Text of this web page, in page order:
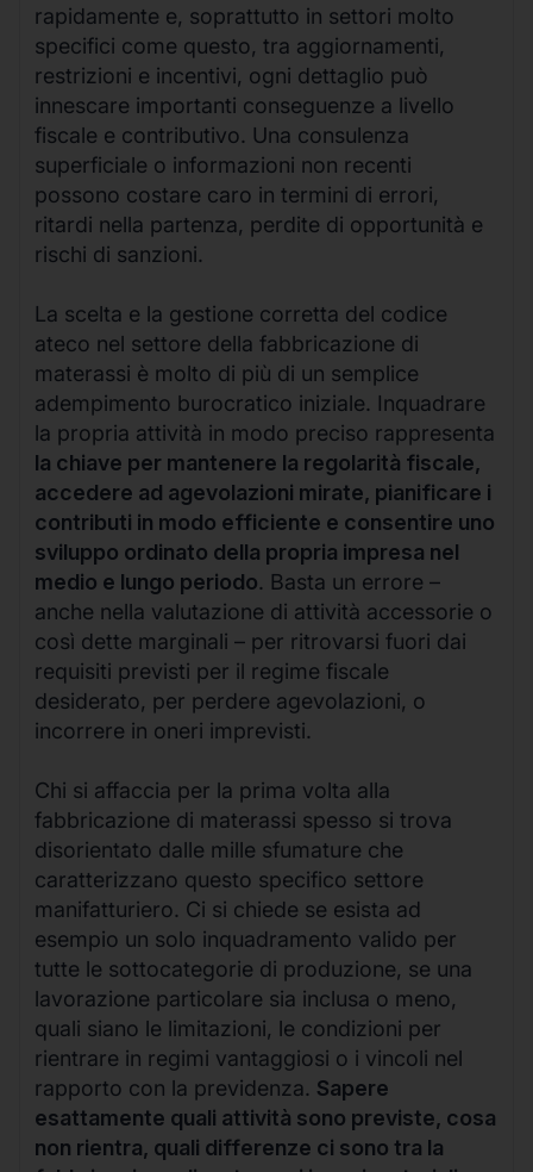
rapidamente e, soprattutto in settori molto
specifici come questo, tra aggiornamenti,
restrizioni e incentivi, ogni dettaglio può
innescare importanti conseguenze a livello
fiscale e contributivo. Una consulenza
superficiale o informazioni non recenti
possono costare caro in termini di errori,
ritardi nella partenza, perdite di opportunità e
rischi di sanzioni.
La scelta e la gestione corretta del codice
ateco nel settore della fabbricazione di
materassi è molto di più di un semplice
adempimento burocratico iniziale. Inquadrare
la propria attività in modo preciso rappresenta
la chiave per mantenere la regolarità fiscale,
accedere ad agevolazioni mirate, pianificare i
contributi in modo efficiente e consentire uno
sviluppo ordinato della propria impresa nel
medio e lungo periodo. Basta un errore –
anche nella valutazione di attività accessorie o
così dette marginali – per ritrovarsi fuori dai
requisiti previsti per il regime fiscale
desiderato, per perdere agevolazioni, o
incorrere in oneri imprevisti.
Chi si affaccia per la prima volta alla
fabbricazione di materassi spesso si trova
disorientato dalle mille sfumature che
caratterizzano questo specifico settore
manifatturiero. Ci si chiede se esista ad
esempio un solo inquadramento valido per
tutte le sottocategorie di produzione, se una
lavorazione particolare sia inclusa o meno,
quali siano le limitazioni, le condizioni per
rientrare in regimi vantaggiosi o i vincoli nel
rapporto con la previdenza. Sapere
esattamente quali attività sono previste, cosa
non rientra, quali differenze ci sono tra la